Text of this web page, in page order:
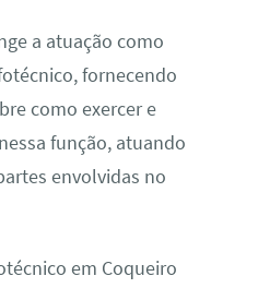
a atuação como
fornecendo
como exercer e
função, atuando
envolvidas no
em Coqueiro